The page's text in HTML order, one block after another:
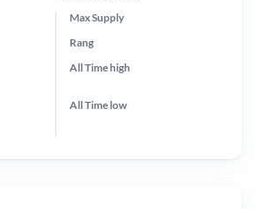
Max Supply
Rang
All Timehigh
All Time low